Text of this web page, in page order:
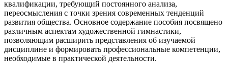
квалификации, требующий постоянного анализа,
переосмысления с точки зрения современных тенденций
развития общества. Основное содержание пособия посвящено
различным аспектам художественной гимнастики,
позволяющим расширить представления об изучаемой
дисциплине и формировать профессиональные компетенции,
необходимые в практической деятельности.